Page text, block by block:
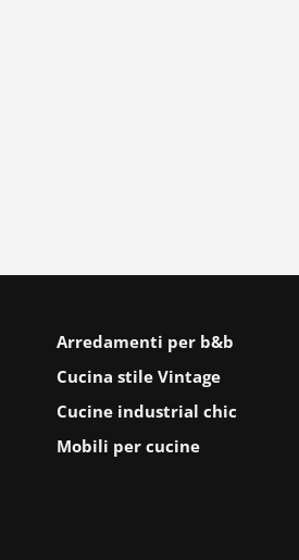
Arredamenti per b&b
Cucina stile Vintage
Cucine industrial chic
Mobili per cucine